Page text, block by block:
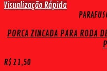
Visualização Rápida
PORCA ZINCADA PARA RODA
R$ 21,50